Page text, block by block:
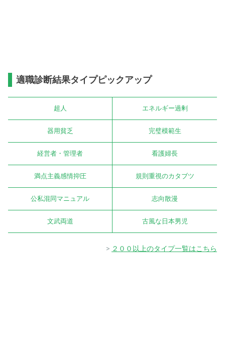
適職診断結果タイプピックアップ
超人 エネルギー過剰
器用貧乏 完璧模範生
経営者・管理者 看護婦長
満点主義感情抑圧 規則重視のカタブツ
公私混同マニュアル 志向散漫
文武両道 古風な日本男児
２００以上のタイプ一覧はこちら